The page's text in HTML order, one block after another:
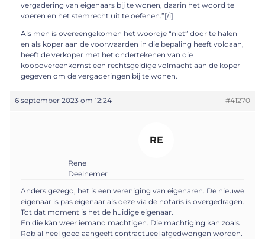
vergadering van eigenaars bij te wonen, daarin het woord te
voeren en het stemrecht uit te oefenen.”[/i]
Als men is overeengekomen het woordje “niet” door te halen
en als koper aan de voorwaarden in die bepaling heeft voldaan,
heeft de verkoper met het ondertekenen van die
koopovereenkomst een rechtsgeldige volmacht aan de koper
gegeven om de vergaderingen bij te wonen.
6 september 2023 om 12:24 #41270
RE
Rene
Deelnemer
Anders gezegd, het is een vereniging van eigenaren. De nieuwe
eigenaar is pas eigenaar als deze via de notaris is overgedragen.
Tot dat moment is het de huidige eigenaar.
En die kàn weer iemand machtigen. Die machtiging kan zoals
Rob al heel goed aangeeft contractueel afgedwongen worden.